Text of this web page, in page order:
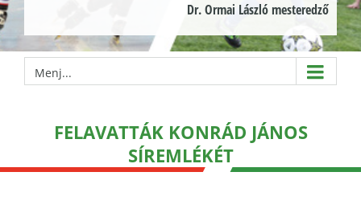
Dr. Ormai László mesteredző
Menj...
FELAVATTÁK KONRÁD JÁNOS
SÍREMLÉKÉT